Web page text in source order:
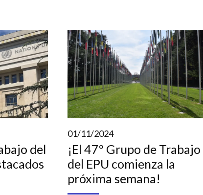
del
01/11/2024
¡El 47º Grupo de Trabajo
del EPU comienza la
próxima semana!